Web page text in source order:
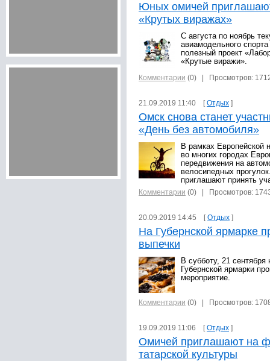
Юных омичей
«Крутых виражах»
С августа по ноябрь
авиамодельного
полезный проект
«Крутые виражи».
Комментарии (0) | Просмотров:
21.09.2019 11:40 [Отдых ]
Омск снова станет
«День без автомобиля»
В рамках Европейской
во многих городах
передвижения на
велосипедных
приглашают принять
Комментарии (0) | Просмотров:
20.09.2019 14:45 [Отдых ]
На Губернской ярмарке
выпечки
В субботу, 21
Губернской ярмарки
мероприятие.
Комментарии (0) | Просмотров:
19.09.2019 11:06 [Отдых ]
Омичей приглашают на
татарской культуры